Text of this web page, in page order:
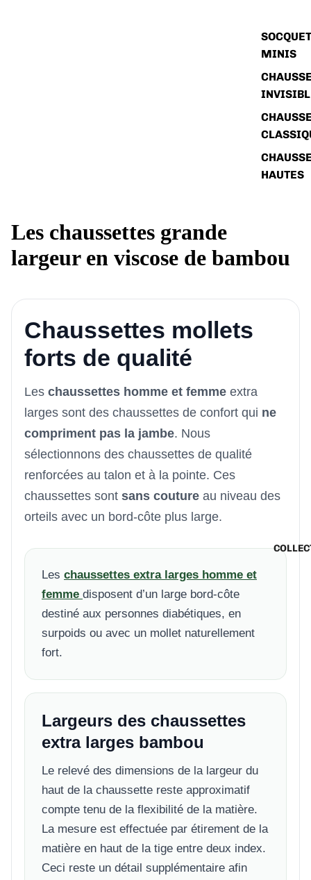
MINIS
HAUTES
Les chaussettes grande
largeur en viscose de bambou
Chaussettes mollets
forts de qualité
Les chaussettes homme et femme extra
larges sont des chaussettes de confort qui ne
compriment pas la jambe. Nous
sélectionnons des chaussettes de qualité
renforcées au talon et à la pointe. Ces
chaussettes sont sans couture au niveau des
orteils avec un bord-côte plus large.
Les chaussettes extra larges homme et
femme disposent d’un large bord-côte
destiné aux personnes diabétiques, en
surpoids ou avec un mollet naturellement
fort.
Largeurs des chaussettes
extra larges bambou
Le relevé des dimensions de la largeur du
haut de la chaussette reste approximatif
compte tenu de la flexibilité de la matière.
La mesure est effectuée par étirement de la
matière en haut de la tige entre deux index.
Ceci reste un détail supplémentaire afin